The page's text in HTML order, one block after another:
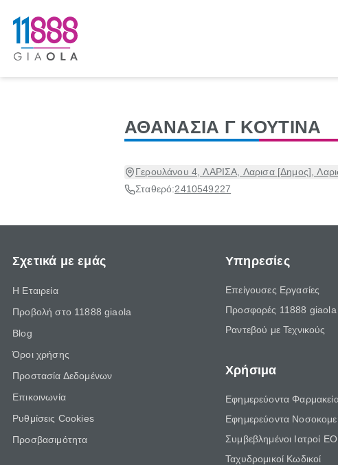
ΑΘΑΝΑΣΙΑ Γ ΚΟΥΤΙΝΑ
Γερουλάνου 4, ΛΑΡΙΣΑ, Λαρισα [Δημος],
Σταθερό:2410549227
Σχετικά με εμάς
Η Εταιρεία
Προβολή στο 11888 giaola
Blog
Όροι χρήσης
Προστασία Δεδομένων
Επικοινωνία
Ρυθμίσεις Cookies
Προσβασιμότητα
Υπηρεσίες
Επείγουσες Εργασίες
Προσφορές 11888 giaola
Ραντεβού με Τεχνικούς
Χρήσιμα
Εφημερεύοντα
Εφημερεύοντα
Συμβεβλημένοι Ιατροί
Ταχυδρομικοί Κωδικοί